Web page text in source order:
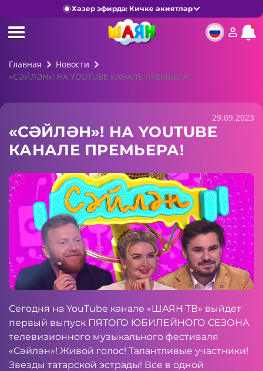
Хәзер эфирда: Кичке әкиятләр
Главная
Новости
«СӘЙЛӘН»! НА YOUTUBE КАНАЛЕ ПРЕМЬЕРА!
29.09.2023
«СӘЙЛӘН»! НА YOUTUBE
КАНАЛЕ ПРЕМЬЕРА!
Сегодня на YouTube канале «ШАЯН ТВ» выйдет
первый выпуск ПЯТОГО ЮБИЛЕЙНОГО СЕЗОНА
телевизионного музыкального фестиваля
«Сәйлән»! Живой голос! Талантливые участники!
Звезды татарской эстрады! Все в одной